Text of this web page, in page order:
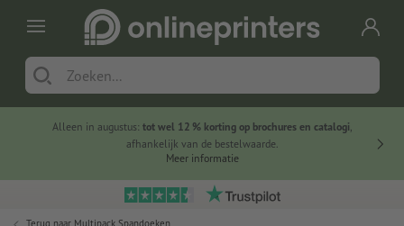
Alleen in augustus: tot wel 12 % korting op brochures en catalogi,
afhankelijk van de bestelwaarde.
Meer informatie
Terug naar Multipack Spandoeken